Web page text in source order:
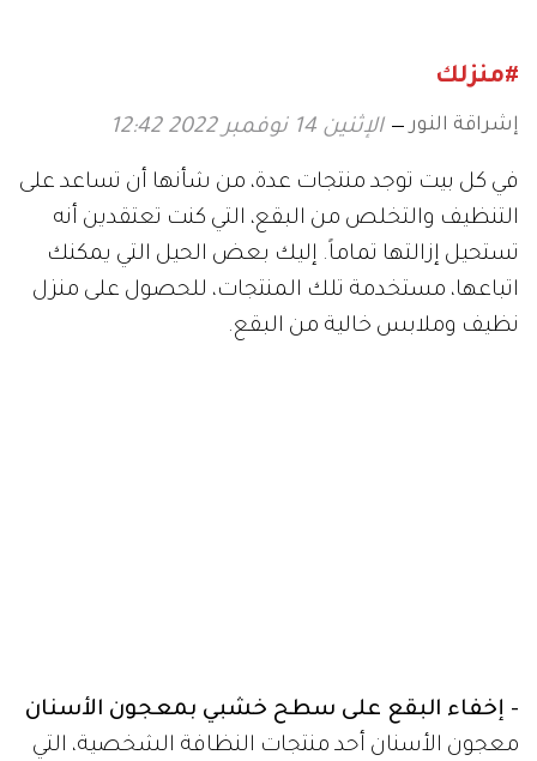
#منزلك
إشراقة النور الإثنين 14 نوفمبر 2022 12:42
في كل بيت توجد منتجات عدة، من شأنها أن تساعد على
التنظيف والتخلص من البقع، التي كنت تعتقدين أنه
تستحيل إزالتها تماماً. إليك بعض الحيل التي يمكنك
اتباعها، مستخدمة تلك المنتجات، للحصول على منزل
نظيف وملابس خالية من البقع.
- إخفاء البقع على سطح خشبي بمعجون الأسنان
معجون الأسنان أحد منتجات النظافة الشخصية، التي